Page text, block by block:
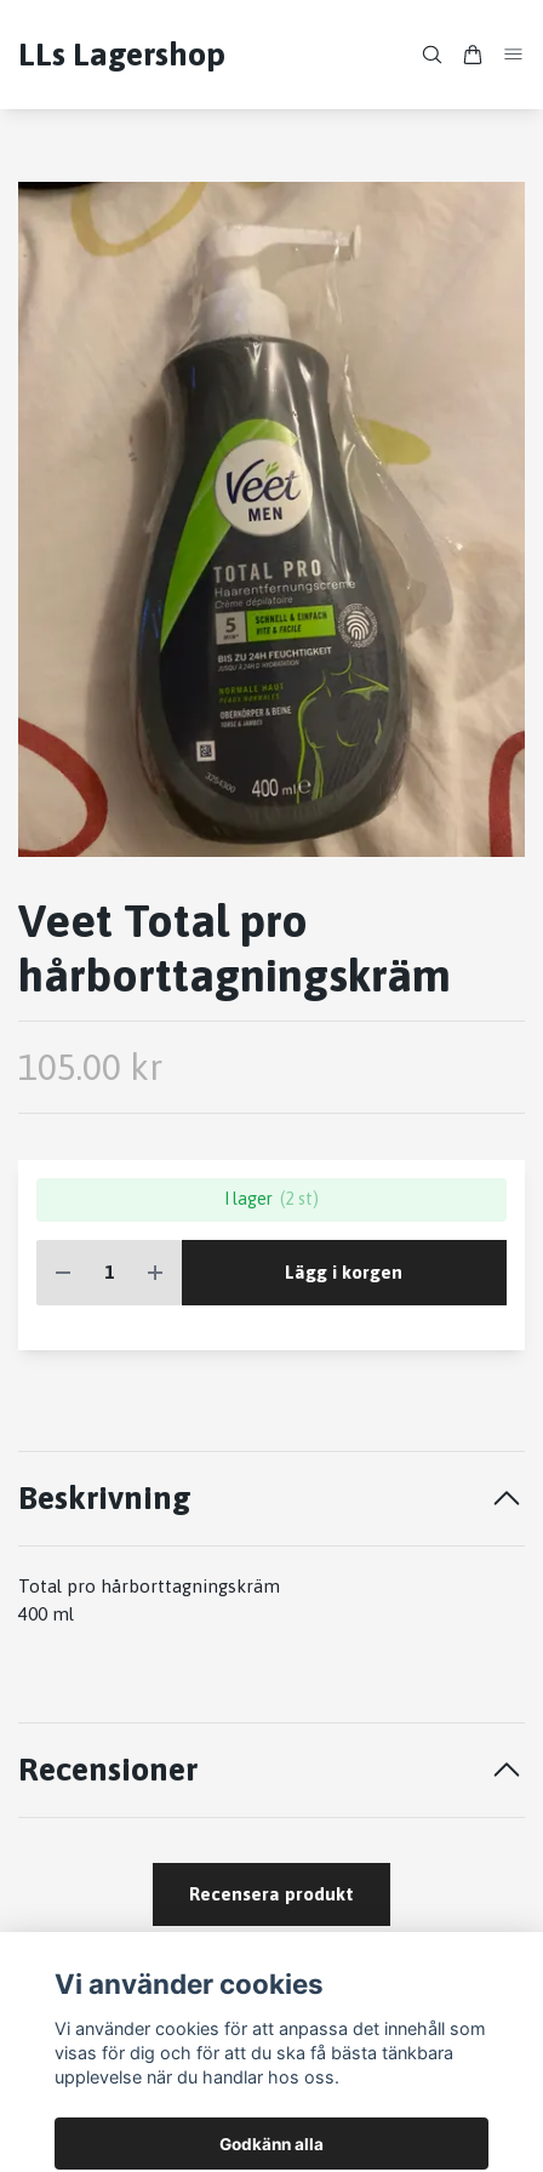
LLs Lagershop
Veet Total pro
hårborttagningskräm
105.00 kr
I lager (2 st)
Lägg i korgen
Beskrivning
Total pro hårborttagningskräm
400 ml
Recensioner
Recensera produkt
Vi använder cookies
Vi använder cookies för att anpassa det innehåll som
visas för dig och för att du ska få bästa tänkbara
upplevelse när du handlar hos oss.
Godkänn alla